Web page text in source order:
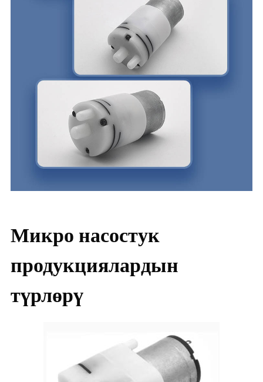
Микро насостук
продукциялардын
түрлөрү